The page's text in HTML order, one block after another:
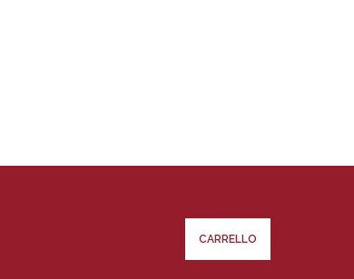
CARRELLO